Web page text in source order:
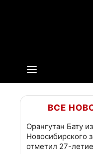
ВСЕ
Орангутан Бату из
Новосибирского
отметил 27-летие